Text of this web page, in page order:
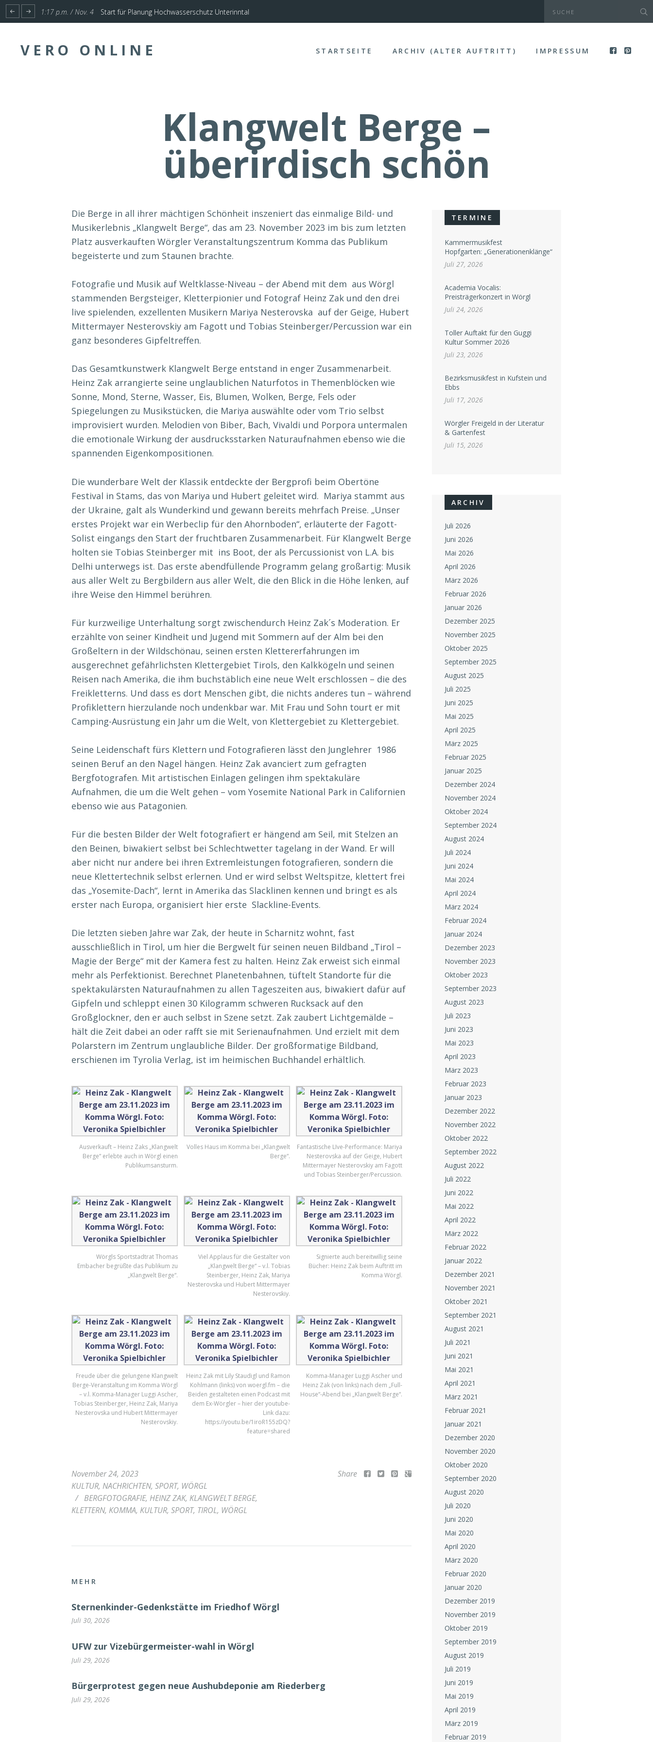
1:17 p.m. / Nov. 4 Start für Planung Hochwasserschutz Unterinntal
VERO ONLINE STARTSEITE ARCHIV (ALTER AUFTRITT) IMPRESSUM
Klangwelt Berge –
überirdisch schön
Die Berge in all ihrer mächtigen Schönheit inszeniert das einmalige Bild- und
Musikerlebnis „Klangwelt Berge“, das am 23. November 2023 im bis zum letzten
Platz ausverkauften Wörgler Veranstaltungszentrum Komma das Publikum
begeisterte und zum Staunen brachte.
Fotografie und Musik auf Weltklasse-Niveau – der Abend mit dem aus Wörgl
stammenden Bergsteiger, Kletterpionier und Fotograf Heinz Zak und den drei
live spielenden, exzellenten Musikern Mariya Nesterovska auf der Geige, Hubert
Mittermayer Nesterovskiy am Fagott und Tobias Steinberger/Percussion war ein
ganz besonderes Gipfeltreffen.
Das Gesamtkunstwerk Klangwelt Berge entstand in enger Zusammenarbeit.
Heinz Zak arrangierte seine unglaublichen Naturfotos in Themenblöcken wie
Sonne, Mond, Sterne, Wasser, Eis, Blumen, Wolken, Berge, Fels oder
Spiegelungen zu Musikstücken, die Mariya auswählte oder vom Trio selbst
improvisiert wurden. Melodien von Biber, Bach, Vivaldi und Porpora untermalen
die emotionale Wirkung der ausdrucksstarken Naturaufnahmen ebenso wie die
spannenden Eigenkompositionen.
Die wunderbare Welt der Klassik entdeckte der Bergprofi beim Obertöne
Festival in Stams, das von Mariya und Hubert geleitet wird. Mariya stammt aus
der Ukraine, galt als Wunderkind und gewann bereits mehrfach Preise. „Unser
erstes Projekt war ein Werbeclip für den Ahornboden“, erläuterte der Fagott-
Solist eingangs den Start der fruchtbaren Zusammenarbeit. Für Klangwelt Berge
holten sie Tobias Steinberger mit ins Boot, der als Percussionist von L.A. bis
Delhi unterwegs ist. Das erste abendfüllende Programm gelang großartig: Musik
aus aller Welt zu Bergbildern aus aller Welt, die den Blick in die Höhe lenken, auf
ihre Weise den Himmel berühren.
Für kurzweilige Unterhaltung sorgt zwischendurch Heinz Zak´s Moderation. Er
erzählte von seiner Kindheit und Jugend mit Sommern auf der Alm bei den
Großeltern in der Wildschönau, seinen ersten Klettererfahrungen im
ausgerechnet gefährlichsten Klettergebiet Tirols, den Kalkkögeln und seinen
Reisen nach Amerika, die ihm buchstäblich eine neue Welt erschlossen – die des
Freikletterns. Und dass es dort Menschen gibt, die nichts anderes tun – während
Profiklettern hierzulande noch undenkbar war. Mit Frau und Sohn tourt er mit
Camping-Ausrüstung ein Jahr um die Welt, von Klettergebiet zu Klettergebiet.
Seine Leidenschaft fürs Klettern und Fotografieren lässt den Junglehrer 1986
seinen Beruf an den Nagel hängen. Heinz Zak avanciert zum gefragten
Bergfotografen. Mit artistischen Einlagen gelingen ihm spektakuläre
Aufnahmen, die um die Welt gehen – vom Yosemite National Park in Californien
ebenso wie aus Patagonien.
Für die besten Bilder der Welt fotografiert er hängend am Seil, mit Stelzen an
den Beinen, biwakiert selbst bei Schlechtwetter tagelang in der Wand. Er will
aber nicht nur andere bei ihren Extremleistungen fotografieren, sondern die
neue Klettertechnik selbst erlernen. Und er wird selbst Weltspitze, klettert frei
das „Yosemite-Dach“, lernt in Amerika das Slacklinen kennen und bringt es als
erster nach Europa, organisiert hier erste Slackline-Events.
Die letzten sieben Jahre war Zak, der heute in Scharnitz wohnt, fast
ausschließlich in Tirol, um hier die Bergwelt für seinen neuen Bildband „Tirol –
Magie der Berge“ mit der Kamera fest zu halten. Heinz Zak erweist sich einmal
mehr als Perfektionist. Berechnet Planetenbahnen, tüftelt Standorte für die
spektakulärsten Naturaufnahmen zu allen Tageszeiten aus, biwakiert dafür auf
Gipfeln und schleppt einen 30 Kilogramm schweren Rucksack auf den
Großglockner, den er auch selbst in Szene setzt. Zak zaubert Lichtgemälde –
hält die Zeit dabei an oder rafft sie mit Serienaufnahmen. Und erzielt mit dem
Polarstern im Zentrum unglaubliche Bilder. Der großformatige Bildband,
erschienen im Tyrolia Verlag, ist im heimischen Buchhandel erhältlich.
Ausverkauft – Heinz Zaks „Klangwelt
Berge“ erlebte auch in Wörgl einen
Publikumsansturm.
Volles Haus im Komma bei „Klangwelt
Berge“.
Fantastische LIve-Performance: Mariya
Nesterovska auf der Geige, Hubert
Mittermayer Nesterovskiy am Fagott
und Tobias Steinberger/Percussion.
Wörgls Sportstadtrat Thomas
Embacher begrüßte das Publikum zu
„Klangwelt Berge“.
Viel Applaus für die Gestalter von
„Klangwelt Berge“ – v.l. Tobias
Steinberger, Heinz Zak, Mariya
Nesterovska und Hubert Mittermayer
Nesterovskiy.
Signierte auch bereitwillig seine
Bücher: Heinz Zak beim Auftritt im
Komma Wörgl.
Freude über die gelungene Klangwelt
Berge-Veranstaltung im Komma Wörgl
– v.l. Komma-Manager Luggi Ascher,
Tobias Steinberger, Heinz Zak, Mariya
Nesterovska und Hubert Mittermayer
Nesterovskiy.
Heinz Zak mit Lily Staudigl und Ramon
Kohlmann (links) von woergl.fm – die
Beiden gestalteten einen Podcast mit
dem Ex-Wörgler – hier der youtube-
Link dazu:
https://youtu.be/1iroR155zDQ?
feature=shared
Komma-Manager Luggi Ascher und
Heinz Zak (von links) nach dem „Full-
House“-Abend bei „Klangwelt Berge“.
November 24, 2023
KULTUR, NACHRICHTEN, SPORT, WÖRGL
/ BERGFOTOGRAFIE, HEINZ ZAK, KLANGWELT BERGE,
KLETTERN, KOMMA, KULTUR, SPORT, TIROL, WÖRGL
Share
MEHR
Sternenkinder-Gedenkstätte im Friedhof Wörgl
Juli 30, 2026
UFW zur Vizebürgermeister-wahl in Wörgl
Juli 29, 2026
Bürgerprotest gegen neue Aushubdeponie am Riederberg
Juli 29, 2026
TERMINE
Kammermusikfest
Hopfgarten: „Generationenklänge“
Juli 27, 2026
Academia Vocalis:
Preisträgerkonzert in Wörgl
Juli 24, 2026
Toller Auftakt für den Guggi
Kultur Sommer 2026
Juli 23, 2026
Bezirksmusikfest in Kufstein und
Ebbs
Juli 17, 2026
Wörgler Freigeld in der Literatur
& Gartenfest
Juli 15, 2026
ARCHIV
Juli 2026
Juni 2026
Mai 2026
April 2026
März 2026
Februar 2026
Januar 2026
Dezember 2025
November 2025
Oktober 2025
September 2025
August 2025
Juli 2025
Juni 2025
Mai 2025
April 2025
März 2025
Februar 2025
Januar 2025
Dezember 2024
November 2024
Oktober 2024
September 2024
August 2024
Juli 2024
Juni 2024
Mai 2024
April 2024
März 2024
Februar 2024
Januar 2024
Dezember 2023
November 2023
Oktober 2023
September 2023
August 2023
Juli 2023
Juni 2023
Mai 2023
April 2023
März 2023
Februar 2023
Januar 2023
Dezember 2022
November 2022
Oktober 2022
September 2022
August 2022
Juli 2022
Juni 2022
Mai 2022
April 2022
März 2022
Februar 2022
Januar 2022
Dezember 2021
November 2021
Oktober 2021
September 2021
August 2021
Juli 2021
Juni 2021
Mai 2021
April 2021
März 2021
Februar 2021
Januar 2021
Dezember 2020
November 2020
Oktober 2020
September 2020
August 2020
Juli 2020
Juni 2020
Mai 2020
April 2020
März 2020
Februar 2020
Januar 2020
Dezember 2019
November 2019
Oktober 2019
September 2019
August 2019
Juli 2019
Juni 2019
Mai 2019
April 2019
März 2019
Februar 2019